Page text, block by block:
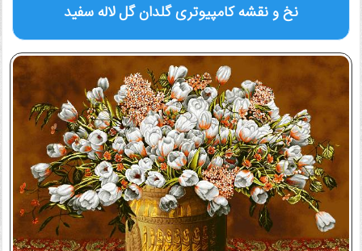
نخ و نقشه کامپیوتریگلدان گل لاله سفید